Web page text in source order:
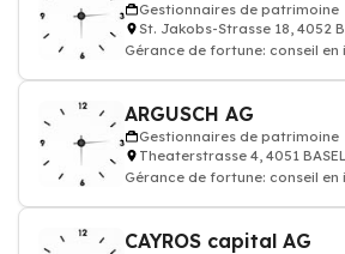
Gestionnaires de patrimoine
St. Jakobs-Strasse 18, 4052
Gérance de fortune: conseil
ARGUSCH AG
Gestionnaires de patrimoine
Theaterstrasse 4, 4051 BASEL
Gérance de fortune: conseil
CAYROS capital AG